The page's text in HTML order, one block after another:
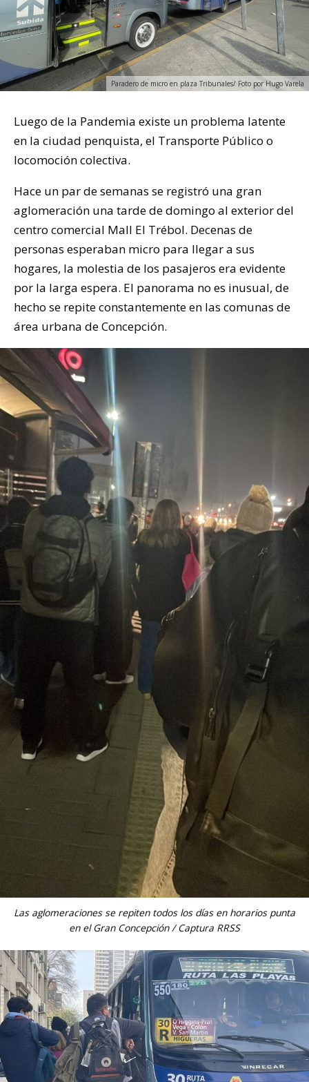
Paradero de micro en plaza Tribunales/ Foto por Hugo Varela
Luego de la Pandemia existe un problema latente
en la ciudad penquista, el Transporte Público o
locomoción colectiva.
Hace un par de semanas se registró una gran
aglomeración una tarde de domingo al exterior del
centro comercial Mall El Trébol. Decenas de
personas esperaban micro para llegar a sus
hogares, la molestia de los pasajeros era evidente
por la larga espera. El panorama no es inusual, de
hecho se repite constantemente en las comunas de
área urbana de Concepción.
Las aglomeraciones se repiten todos los días en horarios punta
en el Gran Concepción / Captura RRSS